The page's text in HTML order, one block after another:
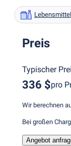
Preis
Typischer
336 $pro
Wir berechnen
Bei großen
Angebot